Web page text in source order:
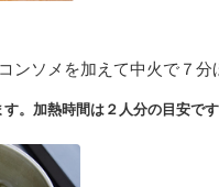
ンソメを加えて中火で７
。加熱時間は２人分の目安です